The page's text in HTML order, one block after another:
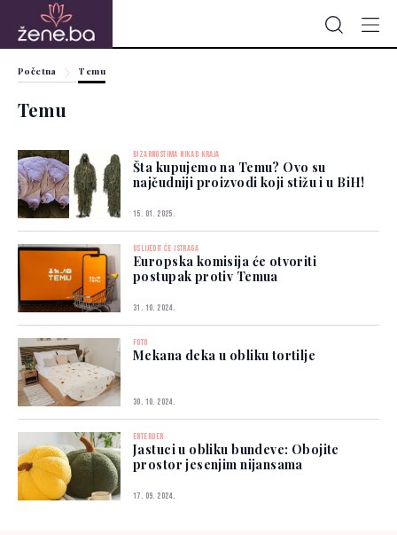
Početna Temu
Temu
BIZARNOSTIMA NIKAD KRAJA
Šta kupujemo na Temu? Ovo su
najčudniji proizvodi koji stižu i u BiH!
15. 01. 2025.
USLIJEDIT ĆE ISTRAGA
Europska komisija će otvoriti
postupak protiv Temua
31. 10. 2024.
FOTO
Mekana deka u obliku tortilje
30. 10. 2024.
ENTERIJER
Jastuci u obliku bundeve: Obojite
prostor jesenjim nijansama
17. 09. 2024.